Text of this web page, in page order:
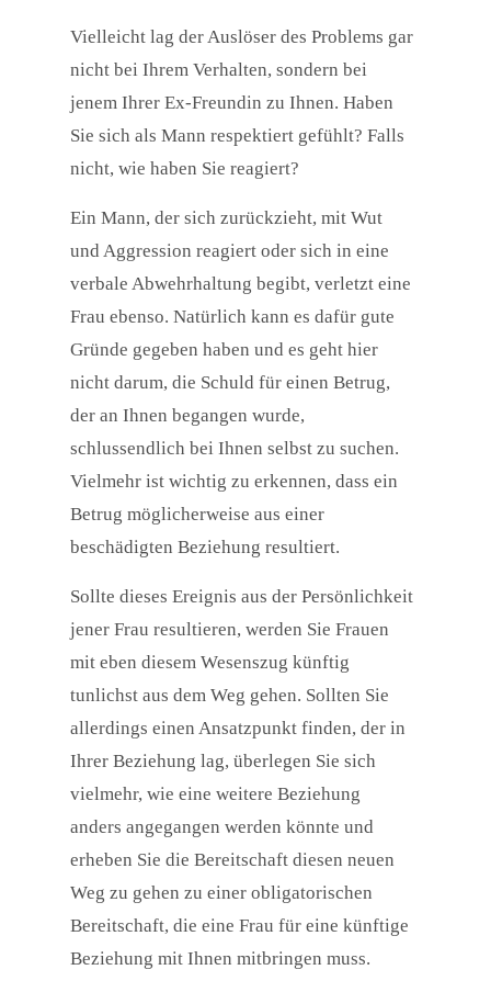
Vielleicht lag der Auslöser des Problems gar
nicht bei Ihrem Verhalten, sondern bei
jenem Ihrer Ex-Freundin zu Ihnen. Haben
Sie sich als Mann respektiert gefühlt? Falls
nicht, wie haben Sie reagiert?
Ein Mann, der sich zurückzieht, mit Wut
und Aggression reagiert oder sich in eine
verbale Abwehrhaltung begibt, verletzt eine
Frau ebenso. Natürlich kann es dafür gute
Gründe gegeben haben und es geht hier
nicht darum, die Schuld für einen Betrug,
der an Ihnen begangen wurde,
schlussendlich bei Ihnen selbst zu suchen.
Vielmehr ist wichtig zu erkennen, dass ein
Betrug möglicherweise aus einer
beschädigten Beziehung resultiert.
Sollte dieses Ereignis aus der Persönlichkeit
jener Frau resultieren, werden Sie Frauen
mit eben diesem Wesenszug künftig
tunlichst aus dem Weg gehen. Sollten Sie
allerdings einen Ansatzpunkt finden, der in
Ihrer Beziehung lag, überlegen Sie sich
vielmehr, wie eine weitere Beziehung
anders angegangen werden könnte und
erheben Sie die Bereitschaft diesen neuen
Weg zu gehen zu einer obligatorischen
Bereitschaft, die eine Frau für eine künftige
Beziehung mit Ihnen mitbringen muss.